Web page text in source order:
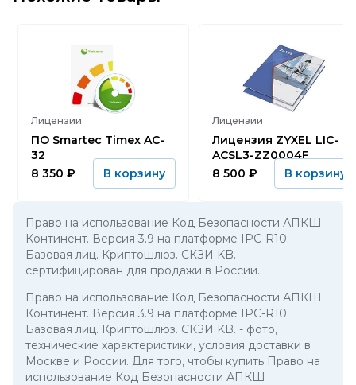
Лицензии
ПО Smartec Timex AC-
32
8 350 ₽ В корзину
Лицензии
Лицензия ZYXEL LIC-
ACSL3-ZZ0004F
8 500 ₽ В корзину
Право на использование Код Безопасности АПКШ
Континент. Версия 3.9 на платформе IPC-R10.
Базовая лиц. Криптошлюз. СКЗИ KB.
сертифицирован для продажи в России.
Право на использование Код Безопасности АПКШ
Континент. Версия 3.9 на платформе IPC-R10.
Базовая лиц. Криптошлюз. СКЗИ KB. - фото,
технические характеристики, условия доставки в
Москве и России. Для того, чтобы купить Право на
использование Код Безопасности АПКШ